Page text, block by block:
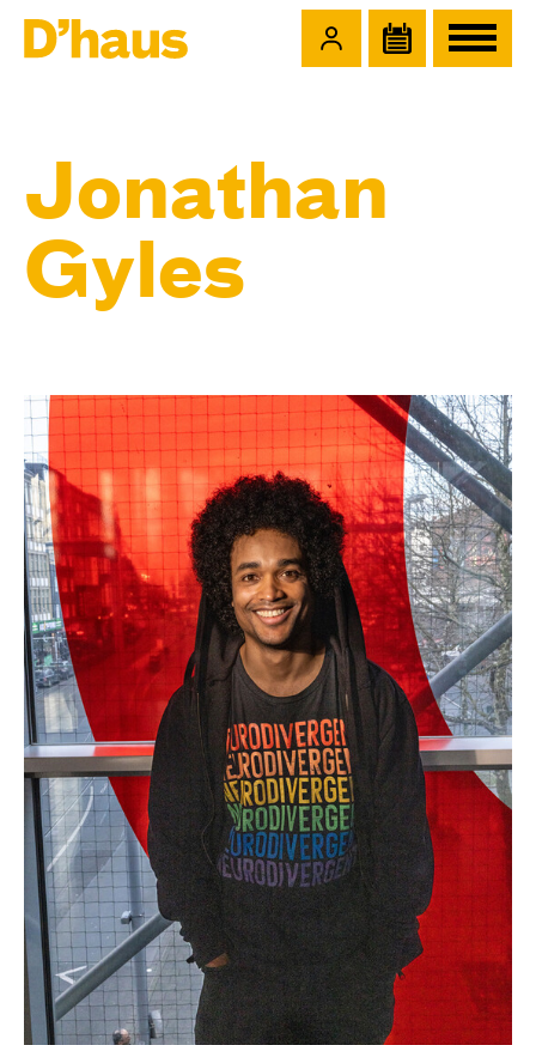
Jonathan
Gyles